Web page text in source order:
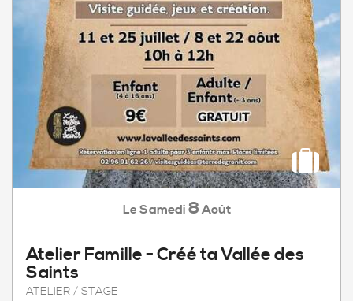
Le Samedi 8 Août
Atelier Famille - Créé ta Vallée des
Saints
ATELIER / STAGE